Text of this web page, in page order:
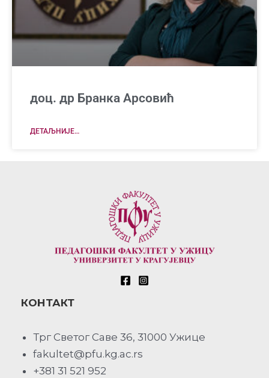
доц. др Бранка Арсовић
ДЕТАЉНИЈЕ…
КОНТАКТ
Трг Светог Саве 36, 31000 Ужице
fakultet@pfu.kg.ac.rs
+381 31 521 952